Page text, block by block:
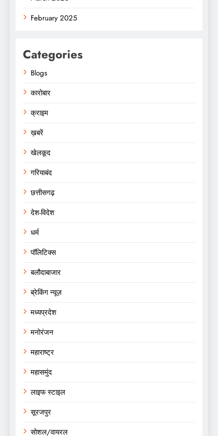
February 2025
Categories
Blogs
कारोबार
क्राइम
ख़बरें
खेलकूद
गरियाबंद
छत्तीसगढ़
देश-विदेश
धर्म
पॉलिटिक्स
बलौदाबाजार
ब्रेकिंग न्यूज़
मध्यप्रदेश
मनोरंजन
महाराष्ट्र
महासमुंद
लाइफ स्टाइल
सूरजपुर
सोशल/वायरल